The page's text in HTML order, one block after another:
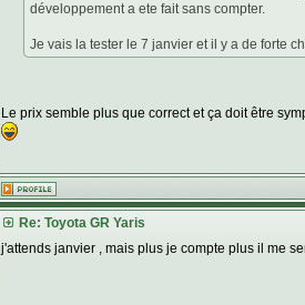
développement a ete fait sans compter.
Je vais la tester le 7 janvier et il y a de forte
Le prix semble plus que correct et ça doit être
Re: Toyota GR Yaris
j'attends janvier , mais plus je compte plus il me